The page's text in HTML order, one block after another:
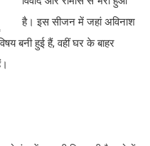
है। इस सीजन में जहां अविनाश
बनी हुई हैं, वहीं घर के बाहर